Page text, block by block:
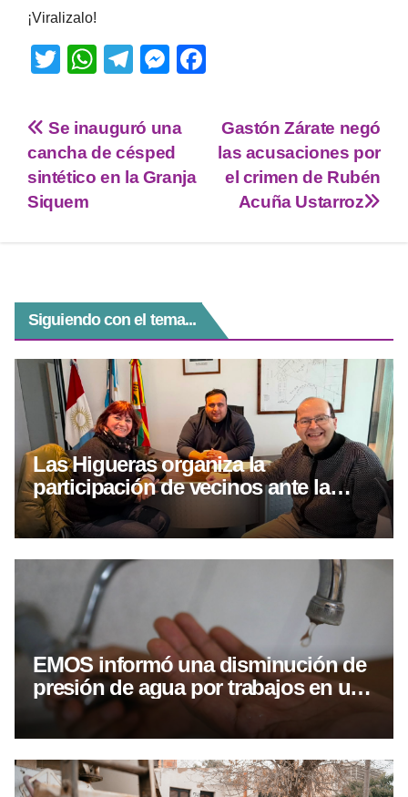
¡Viralizalo!
T
tt
er
W
at
s
A
T
e
gr
a
M
ss
e
n
e
Gastón Zárate negó
las acusaciones por
el crimen de Rubén
Acuña Ustarroz
Se inauguró una
cancha de césped
sintético en la Granja
Siquem
Siguiendo con el tema...
Las Higueras organiza la
participación de vecinos ante la
visita del Papa León XIV
EMOS informó una disminución de
presión de agua por trabajos en una
cañería de calle Alvear